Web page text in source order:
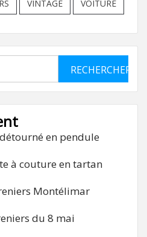
VINTAGE VOITURE
en pendule
à couture en tartan
Montélimar
du 8 mai